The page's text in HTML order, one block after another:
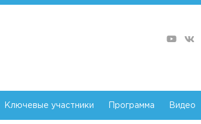
Ключевые участники Программа Видео